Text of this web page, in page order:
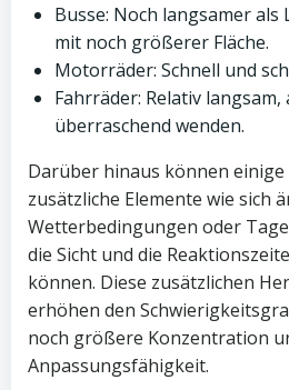
Busse: Noch langsamer als
mit noch größerer Fläche.
Motorräder: Schnell und
Fahrräder: Relativ
überraschend wenden.
Darüber hinaus können
zusätzliche Elemente wie sich
Wetterbedingungen oder
die Sicht und die
können. Diese zusätzlichen
erhöhen den
noch größere Konzentration
Anpassungsfähigkeit.